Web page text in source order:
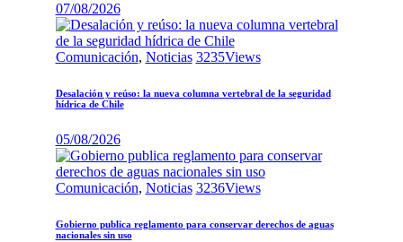
07/08/2026
Comunicación, Noticias 3235Views
Desalación y reúso: la nueva columna vertebral de la seguridad
hídrica de Chile
05/08/2026
Comunicación, Noticias 3236Views
Gobierno publica reglamento para conservar derechos de aguas
nacionales sin uso